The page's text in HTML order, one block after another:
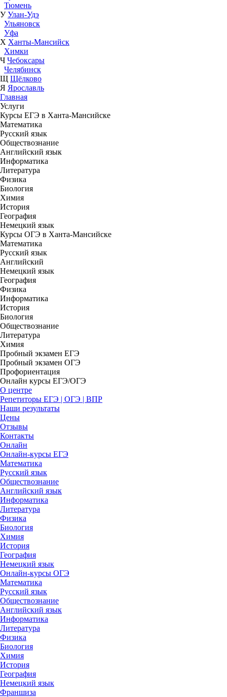
Тюмень
У Улан-Удэ
Ульяновск
Уфа
Х Ханты-Мансийск
Химки
Ч Чебоксары
Челябинск
Щ Щёлково
Я Ярославль
Главная
Услуги
Курсы ЕГЭ в Ханта-Мансийске
Математика
Русский язык
Обществознание
Английский язык
Информатика
Литература
Физика
Биология
Химия
История
География
Немецкий язык
Курсы ОГЭ в Ханта-Мансийске
Математика
Русский язык
Английский
Немецкий язык
География
Физика
Информатика
История
Биология
Обществознание
Литература
Химия
Пробный экзамен ЕГЭ
Пробный экзамен ОГЭ
Профориентация
Онлайн курсы ЕГЭ/ОГЭ
О центре
Репетиторы ЕГЭ | ОГЭ | ВПР
Наши результаты
Цены
Отзывы
Контакты
Онлайн
Онлайн-курсы ЕГЭ
Математика
Русский язык
Обществознание
Английский язык
Информатика
Литература
Физика
Биология
Химия
История
География
Немецкий язык
Онлайн-курсы ОГЭ
Математика
Русский язык
Обществознание
Английский язык
Информатика
Литература
Физика
Биология
Химия
История
География
Немецкий язык
Франшиза